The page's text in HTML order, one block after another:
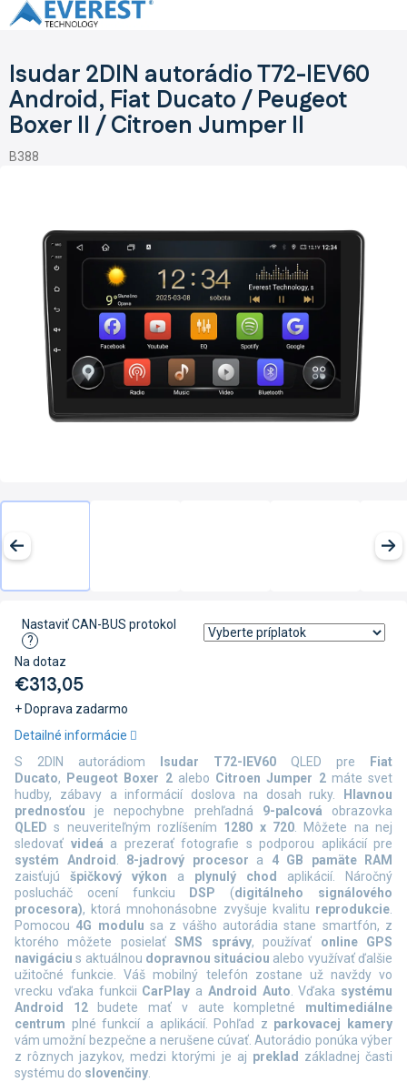
Prejsť
na
Isudar 2DIN autorádio T72-IEV60
Android, Fiat Ducato / Peugeot
Boxer II / Citroen Jumper II
B388
€313,05
+ Doprava zadarmo
Jednotková
cena:
Na dotaz
Nastaviť CAN-BUS protokol
?
S 2DIN autorádiom Isudar T72-IEV60 QLED pre
Fiat
Ducato, Peugeot Boxer 2alebo Citroen Jumper 2máte svet
hudby, zábavy a informácií doslova na dosah ruky.
Hlavnou
prednosťou je nepochybne prehľadná 9-palcová obrazovka
QLED s neuveriteľným rozlíšením 1280 x 720. Môžete na nej
sledovať videá a prezerať fotografie s podporou aplikácií pre
systém Android . 8-jadrový procesor a 4 GB pamäte RAM
zaisťujú špičkový výkon a plynulý chod aplikácií. Náročný
poslucháč ocení funkciu
DSP (digitálneho signálového
procesora), ktorá mnohonásobne zvyšuje kvalitu reprodukcie.
Pomocou 4G modulu sa z vášho autorádia stane smartfón, z
ktorého môžete posielaťSMS správy, používať online
GPS
navigácius aktuálnou dopravnou situáciou alebo využívať ďalšie
užitočné funkcie. Váš mobilný telefón zostane už navždy vo
vrecku vďaka funkcii CarPlay a Android Auto. Vďaka systému
Android 12budete mať v aute kompletné multimediálne
centrum plné funkcií a aplikácií. Pohľad z parkovacej kamery
vám umožní bezpečne a nerušene cúvať. Autorádio ponúka výber
z rôznych jazykov, medzi ktorými je aj preklad
základnej časti
systému do slovenčiny.
Detailné informácie